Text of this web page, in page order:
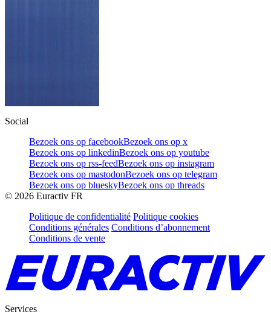
Social
Bezoek ons op facebookBezoek ons op x
Bezoek ons op linkedinBezoek ons op youtube
Bezoek ons op rss-feedBezoek ons op instagram
Bezoek ons op mastodonBezoek ons op telegram
Bezoek ons op blueskyBezoek ons op threads
© 2026 Euractiv FR
Politique de confidentialité Politique cookies
Conditions générales Conditions d’abonnement
Conditions de vente
Services